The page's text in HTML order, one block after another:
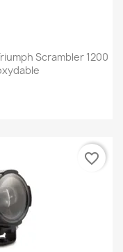
Scrambler 1200
favorite_border